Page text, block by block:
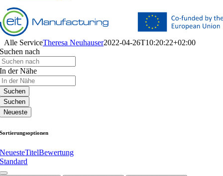
Alle ServiceTheresa Neuhauser2022-04-26T10:20:22+02:00
Suchen nach
In der Nähe
Suchen
Suchen
Neueste
Sortierungsoptionen
NeuesteTitelBewertung
Standard